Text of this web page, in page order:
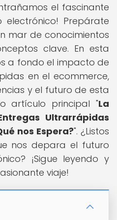
el fascinante
Prepárate
mar de conocimientos
clave. En esta
a fondo el impacto de
en el ecommerce,
y el futuro de esta
artículo principal "La
Ultrarrápidas
nos Espera?". ¿Listos
nos depara el futuro
¡Sigue leyendo y
viaje!